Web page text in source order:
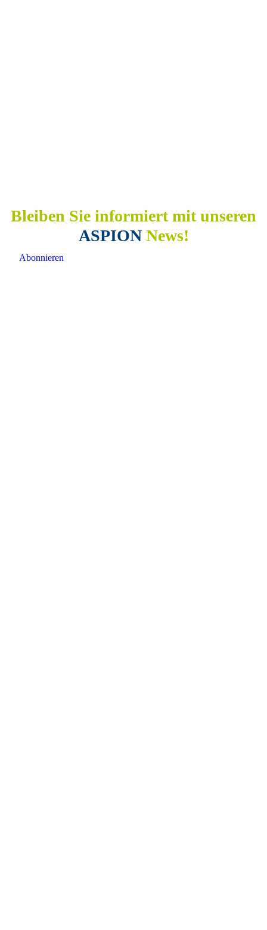
Bleiben Sie informiert mit unseren
ASPION News!
Abonnieren